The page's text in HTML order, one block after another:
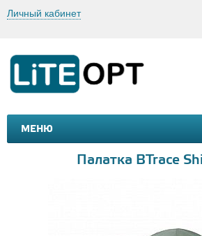
Личный кабинет
МЕНЮ
МАШИНКИ И МОТОЦИКЛЫ
Палатка BTrace